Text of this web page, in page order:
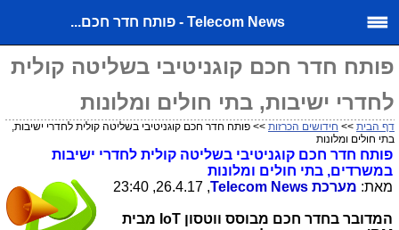
Telecom News - פותח חדר חכם...
פותח חדר חכם קוגניטיבי בשליטה קולית
לחדרי ישיבות, בתי חולים ומלונות
דף הבית >> חידושים הכרזות >> פותח חדר חכם קוגניטיבי בשליטה קולית לחדרי ישיבות,
בתי חולים ומלונות
פותח חדר חכם קוגניטיבי בשליטה קולית לחדרי ישיבות
במשרדים, בתי חולים ומלונות
מאת: מערכת Telecom News
, 26.4.17, 23:40
המדובר בחדר חכם מבוסס ווטסון IoT מבית